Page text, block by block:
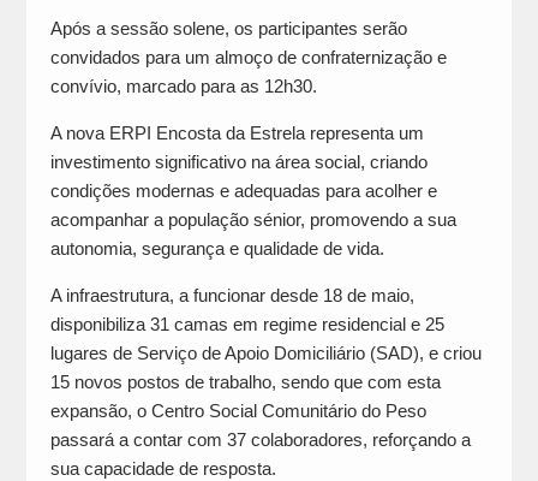
Após a sessão solene, os participantes serão
convidados para um almoço de confraternização e
convívio, marcado para as 12h30.
A nova ERPI Encosta da Estrela representa um
investimento significativo na área social, criando
condições modernas e adequadas para acolher e
acompanhar a população sénior, promovendo a sua
autonomia, segurança e qualidade de vida.
A infraestrutura, a funcionar desde 18 de maio,
disponibiliza 31 camas em regime residencial e 25
lugares de Serviço de Apoio Domiciliário (SAD), e criou
15 novos postos de trabalho, sendo que com esta
expansão, o Centro Social Comunitário do Peso
passará a contar com 37 colaboradores, reforçando a
sua capacidade de resposta.